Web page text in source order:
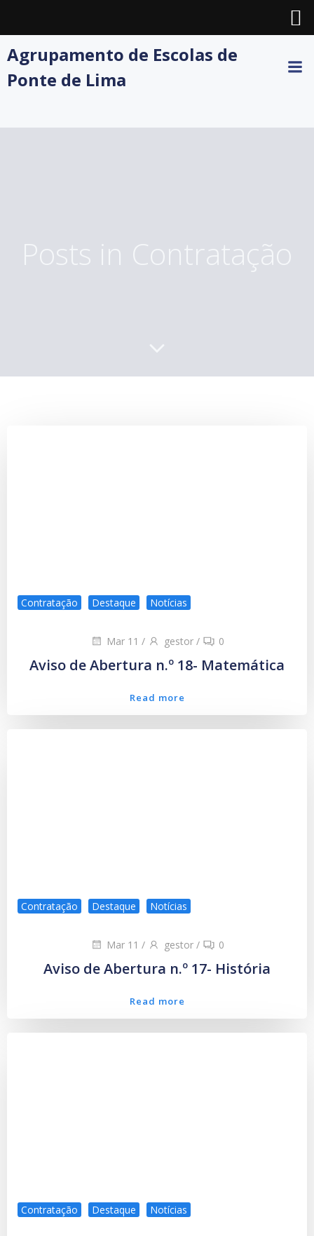
to
Agrupamento de Escolas de
Ponte de Lima
Posts in Contratação
Contratação Destaque Notícias
Mar 11 / gestor / 0
Aviso de Abertura n.º 18- Matemática
Read more
Contratação Destaque Notícias
Mar 11 / gestor / 0
Aviso de Abertura n.º 17- História
Read more
Contratação Destaque Notícias